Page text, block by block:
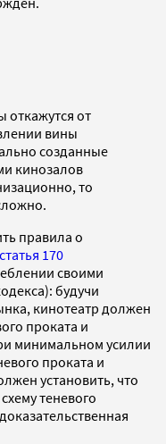
откажутся от
вины
созданные
кинозалов
то
правила о
статья 170
своими
будучи
кинотеатр должен
проката и
минимальном усилии
проката и
установить, что
теневого